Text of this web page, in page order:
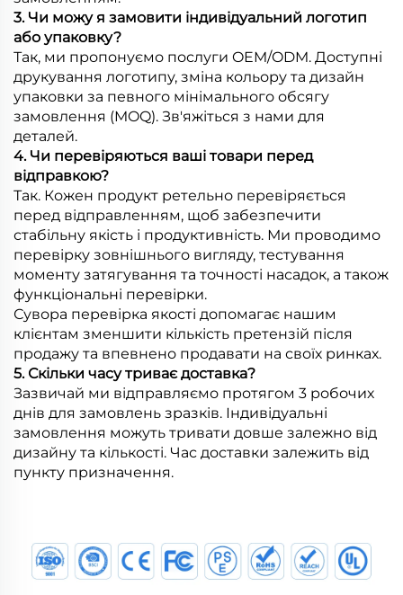
3. Чи можу я замовити індивідуальний логотип
або упаковку?
Так, ми пропонуємо послуги OEM/ODM. Доступні
друкування логотипу, зміна кольору та дизайн
упаковки за певного мінімального обсягу
замовлення (MOQ). Зв'яжіться з нами для
деталей.
4. Чи перевіряються ваші товари перед
відправкою?
Так. Кожен продукт ретельно перевіряється
перед відправленням, щоб забезпечити
стабільну якість і продуктивність. Ми проводимо
перевірку зовнішнього вигляду, тестування
моменту затягування та точності насадок, а також
функціональні перевірки.
Сувора перевірка якості допомагає нашим
клієнтам зменшити кількість претензій після
продажу та впевнено продавати на своїх ринках.
5. Скільки часу триває доставка?
Зазвичай ми відправляємо протягом 3 робочих
днів для замовлень зразків. Індивідуальні
замовлення можуть тривати довше залежно від
дизайну та кількості. Час доставки залежить від
пункту призначення.